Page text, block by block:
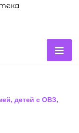
детей с ОВЗ,